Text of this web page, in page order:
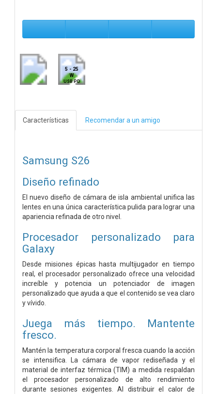
5 - 25
W
USB PD
Características Recomendar a un amigo
Samsung S26
Diseño refinado
El nuevo diseño de cámara de isla ambiental unifica las
lentes en una única característica pulida para lograr una
apariencia refinada de otro nivel.
Procesador personalizado para
Galaxy
Desde misiones épicas hasta multijugador en tiempo
real, el procesador personalizado ofrece una velocidad
increíble y potencia un potenciador de imagen
personalizado que ayuda a que el contenido se vea claro
y vívido.
Juega más tiempo. Mantente
fresco.
Mantén la temperatura corporal fresca cuando la acción
se intensifica. La cámara de vapor rediseñada y el
material de interfaz térmica (TIM) a medida respaldan
el procesador personalizado de alto rendimiento
durante sesiones exigentes. Al distribuir el calor de